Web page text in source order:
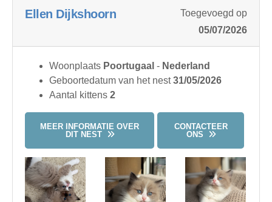
Ellen Dijkshoorn
Toegevoegd op
05/07/2026
Woonplaats Poortugaal - Nederland
Geboortedatum van het nest31/05/2026
Aantal kittens 2
MEER INFORMATIE OVER
DIT NEST
CONTACTEER
ONS